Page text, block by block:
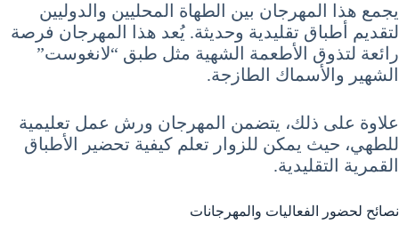
يجمع هذا المهرجان بين الطهاة المحليين والدوليين
لتقديم أطباق تقليدية وحديثة. يُعد هذا المهرجان فرصة
رائعة لتذوق الأطعمة الشهية مثل طبق “لانغوست”
الشهير والأسماك الطازجة.
علاوة على ذلك، يتضمن المهرجان ورش عمل تعليمية
للطهي، حيث يمكن للزوار تعلم كيفية تحضير الأطباق
القمرية التقليدية.
نصائح لحضور الفعاليات والمهرجانات